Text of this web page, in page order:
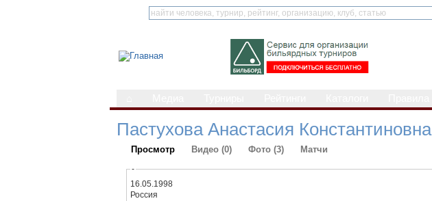
Пастухова Анастасия Константиновна
Просмотр Видео (0) Фото (3) Матчи
-
16.05.1998
Россия